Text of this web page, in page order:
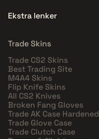
Ekstra lenker
Trade Skins
Trade CS2 Skins
Best Trading Site
M4A4 Skins
Flip Knife Skins
All CS2 Knives
Broken Fang Gloves
Trade AK Case Hardened
Trade Glove Case
Trade Clutch Case